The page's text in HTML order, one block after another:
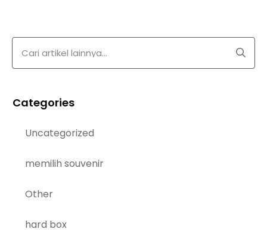
Categories
Uncategorized
memilih souvenir
Other
hard box